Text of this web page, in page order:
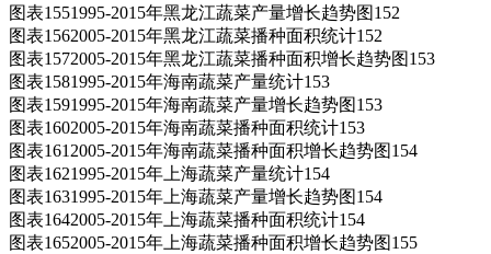
图表1551995-2015年黑龙江蔬菜产量增长趋势图152
图表1562005-2015年黑龙江蔬菜播种面积统计152
图表1572005-2015年黑龙江蔬菜播种面积增长趋势图153
图表1581995-2015年海南蔬菜产量统计153
图表1591995-2015年海南蔬菜产量增长趋势图153
图表1602005-2015年海南蔬菜播种面积统计153
图表1612005-2015年海南蔬菜播种面积增长趋势图154
图表1621995-2015年上海蔬菜产量统计154
图表1631995-2015年上海蔬菜产量增长趋势图154
图表1642005-2015年上海蔬菜播种面积统计154
图表1652005-2015年上海蔬菜播种面积增长趋势图155